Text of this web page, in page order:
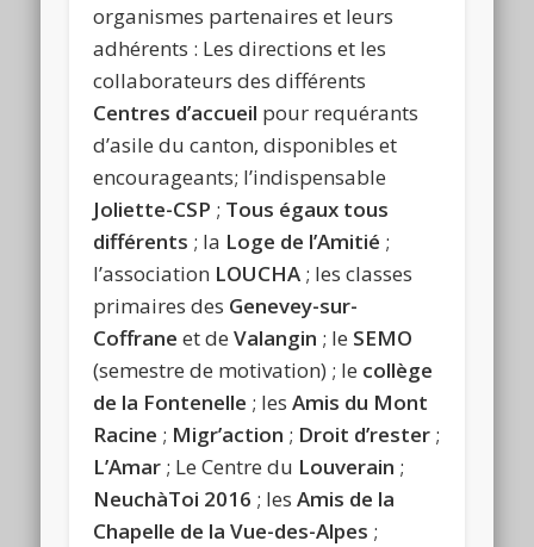
organismes partenaires et leurs
adhérents : Les directions et les
collaborateurs des différents
Centres d’accueil pour requérants
d’asile du canton, disponibles et
encourageants; l’indispensable
Joliette-CSP ; Tous égaux tous
différents ; la Loge de l’Amitié ;
l’association LOUCHA ; les classes
primaires des Genevey-sur-
Coffraneet de Valangin ; le SEMO
(semestre de motivation) ; le collège
de la Fontenelle ; les Amis du Mont
Racine ; Migr’action ; Droit d’rester ;
L’Amar ; Le Centre du Louverain ;
NeuchàToi 2016 ; les Amis de la
Chapelle de la Vue-des-Alpes ;